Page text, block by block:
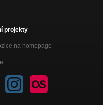
projekty
na homepage